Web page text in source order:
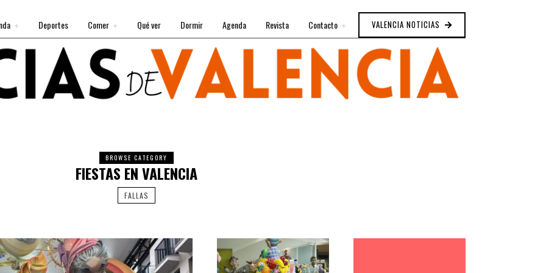
Deportes Comer Qué ver Dormir Agenda Revista Contacto VALENCIA NOTICIAS
BROWSE CATEGORY
FIESTAS EN VALENCIA
FALLAS